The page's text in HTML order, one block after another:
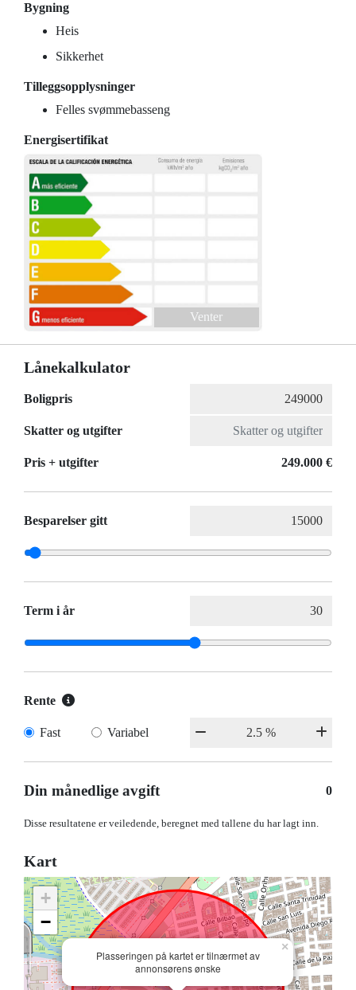
Bygning
Heis
Sikkerhet
Tilleggsopplysninger
Felles svømmebasseng
Energisertifikat
Venter
Lånekalkulator
Boligpris
Skatter og utgifter
Pris + utgifter 249.000 €
Besparelser gitt
Term i år
Rente
Fast Variabel
Din månedlige avgift 0
Disse resultatene er veiledende, beregnet med tallene du har lagt inn.
Kart
Plasseringen på kartet er tilnærmet av
annonsørens ønske
×
+
−